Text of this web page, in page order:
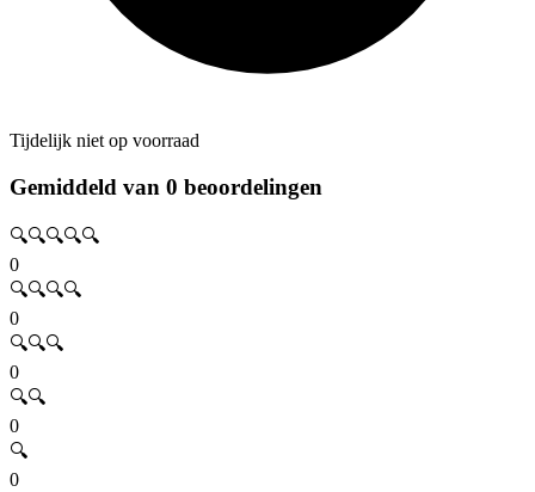
Tijdelijk niet op voorraad
Gemiddeld van 0 beoordelingen
🔍🔍🔍🔍🔍
0
🔍🔍🔍🔍
0
🔍🔍🔍
0
🔍🔍
0
🔍
0